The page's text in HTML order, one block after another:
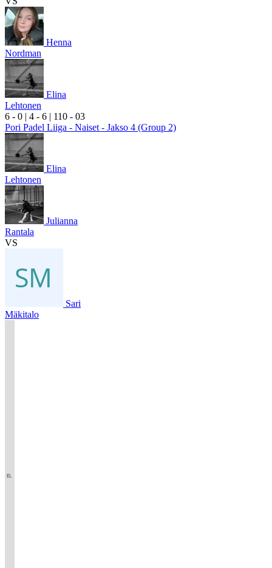
Henna
Nordman
Elina
Lehtonen
6 - 0 | 4 - 6 | 110 - 03
Pori Padel Liiga - Naiset - Jakso 4 (Group 2)
Elina
Lehtonen
Julianna
Rantala
VS
Sari
Mäkitalo